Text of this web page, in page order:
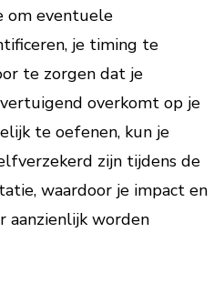
om eventuele
je timing te
te zorgen dat je
overkomt op je
te oefenen, kun je
zijn tijdens de
waardoor je impact en
worden